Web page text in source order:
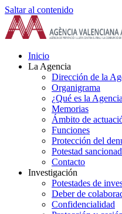
Saltar al contenido
Inicio
La Agencia
Dirección de la
Organigrama
¿Qué es la
Memorias
Ámbito de
Funciones
Protección del
Potestad
Contacto
Investigación
Potestades de
Deber de
Confidencialidad